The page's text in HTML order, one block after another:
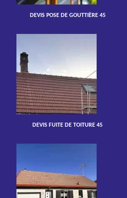
DEVIS POSE DE GOUTTIÈRE 45
DEVIS FUITE DE TOITURE 45